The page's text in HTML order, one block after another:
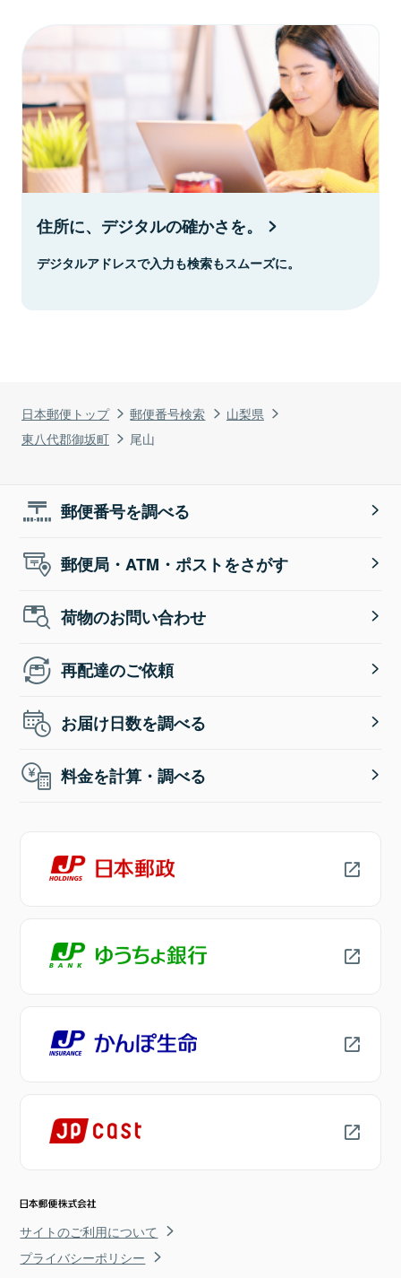
日本郵便トップ 郵便番号検索
山梨県
東八代郡御坂町
尾山
住所に、デジタルの確かさを。
デジタルアドレスで入力も検索もスムーズに。
郵便番号を調べる
郵便局・ATM・ポストをさがす
荷物のお問い合わせ
再配達のご依頼
お届け日数を調べる
料金を計算・調べる
サイトのご利用について
プライバシーポリシー